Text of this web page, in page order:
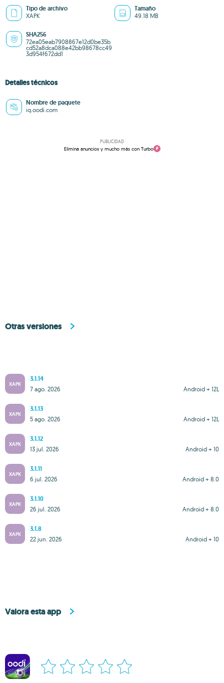
Tipo de archivo
XAPK
Tamaño
49.18 MB
SHA256
72ea05eab7908867e12d0be35b
cd52a8dca088e42bb98678cc49
3d954f672dd1
Detalles técnicos
Nombre de paquete
iq.oodi.com
PUBLICIDAD
Elimina anuncios y mucho más con Turbo
Otras versiones
XAPK
3.1.14
Android + 12L
7 ago. 2026
XAPK
3.1.13
Android + 12L
5 ago. 2026
XAPK
3.1.12
Android + 10
13 jul. 2026
XAPK
3.1.11
Android + 8.0
6 jul. 2026
XAPK
3.1.10
Android + 8.0
26 jul. 2026
XAPK
3.1.8
Android + 10
22 jun. 2026
Valora esta app